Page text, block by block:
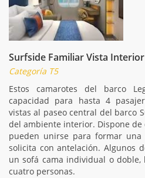
Surfside Familiar Vista Interior
Categoría T5
Estos camarotes del barco
capacidad para hasta 4
vistas al paseo central del barco
del ambiente interior. Dispone
pueden unirse para formar
solicita con antelación. Algunos
un sofá cama individual o
cuatro personas.